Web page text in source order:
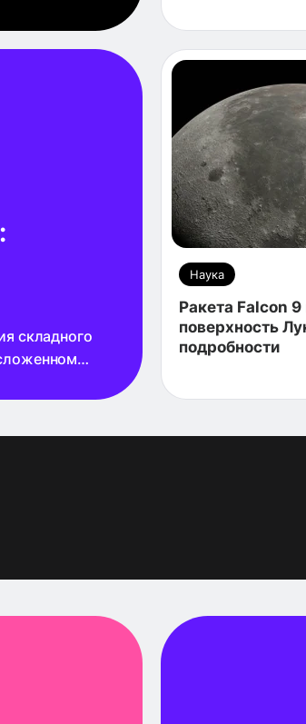
складного
широким
Наука
Ракета Falcon 9
поверхность
подробности